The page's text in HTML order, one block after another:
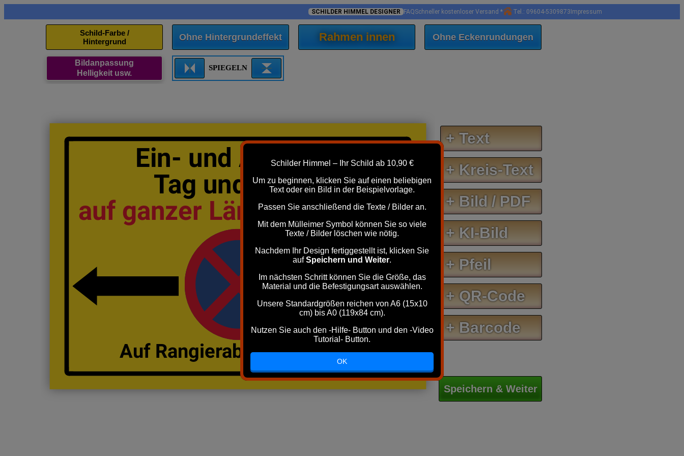
SCHILDER HIMMEL DESIGNER FAQSchneller kostenloser Versand * Tel.: 09604-5309873 Impressum
Schild-Farbe /
Hintergrund
Ohne Hintergrundeffekt Rahmen innen Ohne Eckenrundungen
Bildanpassung
Helligkeit usw.
SPIEGELN
Ein- und Ausfahrt
Tag und Nacht
auf ganzer Längefreihalten
Auf Rangierabstand achten
+ Text
+ Kreis-Text
+ Bild / PDF
+ KI-Bild
+ Pfeil
+ QR-Code
+ Barcode
Speichern & Weiter
Schilder Himmel – Ihr Schild ab 10,90 €
Um zu beginnen, klicken Sie auf einen beliebigen
Text oder ein Bild in der Beispielvorlage.
Passen Sie anschließend die Texte / Bilder an.
Mit dem Mülleimer Symbol können Sie so viele
Texte / Bilder löschen wie nötig.
Nachdem Ihr Design fertiggestellt ist, klicken Sie
aufSpeichern und Weiter.
Im nächsten Schritt können Sie die Größe, das
Material und die Befestigungsart auswählen.
Unsere Standardgrößen reichen von A6 (15x10
cm) bis A0 (119x84 cm).
Nutzen Sie auch den -Hilfe- Button und den -Video
Tutorial- Button.
OK